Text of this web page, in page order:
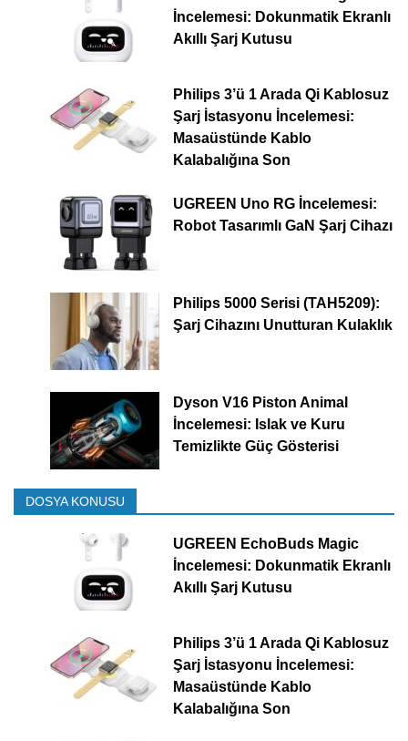
İncelemesi: Dokunmatik Ekranlı
Akıllı Şarj Kutusu
Philips 3’ü 1 Arada Qi Kablosuz
Şarj İstasyonu İncelemesi:
Masaüstünde Kablo
Kalabalığına Son
UGREEN Uno RG İncelemesi:
Robot Tasarımlı GaN Şarj Cihazı
Philips 5000 Serisi (TAH5209):
Şarj Cihazını Unutturan Kulaklık
Dyson V16 Piston Animal
İncelemesi: Islak ve Kuru
Temizlikte Güç Gösterisi
DOSYA KONUSU
UGREEN EchoBuds Magic
İncelemesi: Dokunmatik Ekranlı
Akıllı Şarj Kutusu
Philips 3’ü 1 Arada Qi Kablosuz
Şarj İstasyonu İncelemesi:
Masaüstünde Kablo
Kalabalığına Son